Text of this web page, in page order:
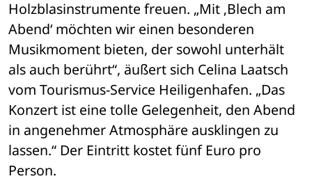
Holzblasinstrumente freuen. „Mit ‚Blech am
Abend‘ möchten wir einen besonderen
Musikmoment bieten, der sowohl unterhält
als auch berührt“, äußert sich Celina Laatsch
vom Tourismus-Service Heiligenhafen. „Das
Konzert ist eine tolle Gelegenheit, den Abend
in angenehmer Atmosphäre ausklingen zu
lassen.“ Der Eintritt kostet fünf Euro pro
Person.